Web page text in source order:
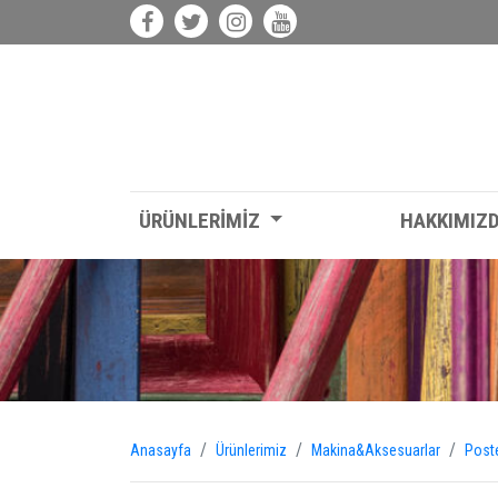
ÜRÜNLERİMİZ
Anasayfa Ürünlerimiz Makina&Aksesuarlar